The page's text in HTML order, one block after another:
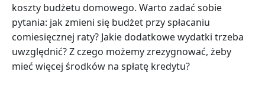
koszty budżetu domowego. Warto zadać sobie
pytania: jak zmieni się budżet przy spłacaniu
comiesięcznej raty? Jakie dodatkowe wydatki trzeba
uwzględnić? Z czego możemy zrezygnować, żeby
mieć więcej środków na spłatę kredytu?